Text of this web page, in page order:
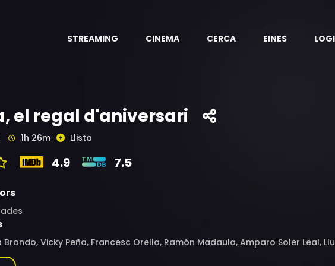
STREAMING CINEMA CERCA EINES
el regal d'aniversari
1h 26m Llista
4.9 7.5
Brondo, Vicky Peña, Francesc Orella, Ramón Madaula, Amparo Soler Leal,
Juli Fàbregas, Mercè Managuerra, Olalla Moreno, Lluís Soler, Pere